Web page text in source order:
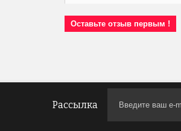
Оставьте отзыв первым !
Рассылка